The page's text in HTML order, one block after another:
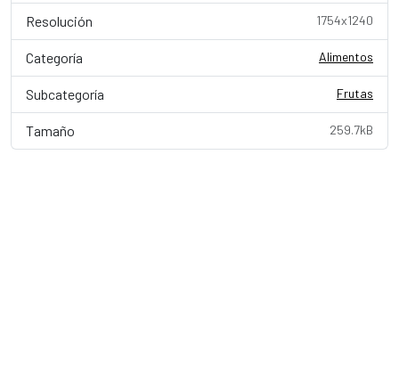
Resolución 1754x1240
Categoría Alimentos
Subcategoría Frutas
Tamaño 259.7kB